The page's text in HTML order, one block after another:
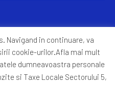
Navigand in continuare, va
cookie-urilor.Afla mai mult
dumneavoastra personale
si Taxe Locale Sectorului 5,